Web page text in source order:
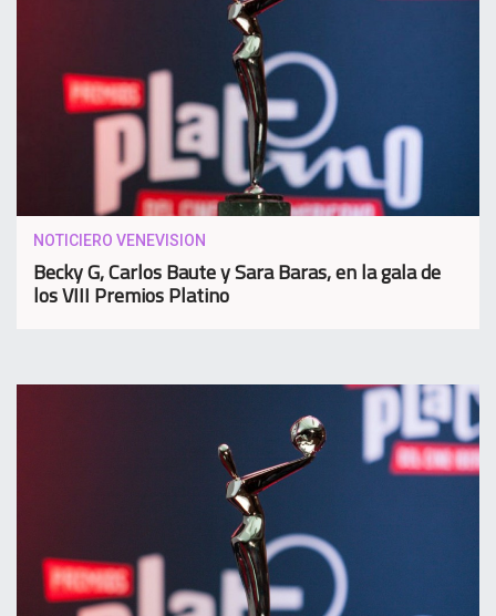
NOTICIERO VENEVISION
Becky G, Carlos Baute y Sara Baras, en la gala de
los VIII Premios Platino